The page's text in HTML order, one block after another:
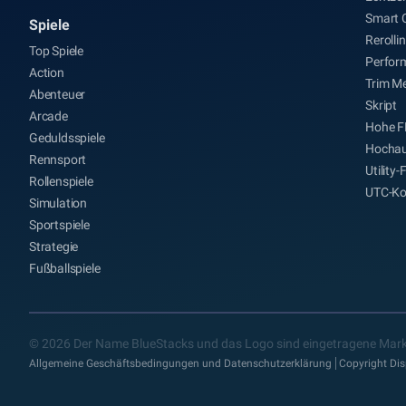
Spiele
Top Spiele
Action
Abenteuer
Arcade
Geduldsspiele
Rennsport
Rollenspiele
Simulation
Sportspiele
Strategie
Fußballspiele
Smart
Trim
Skript
Hohe
Utility-
UTC-
© 2026 Der Name BlueStacks und das Logo sind eingetragene
Allgemeine Geschäftsbedingungen und Datenschutzerklärung Copyright